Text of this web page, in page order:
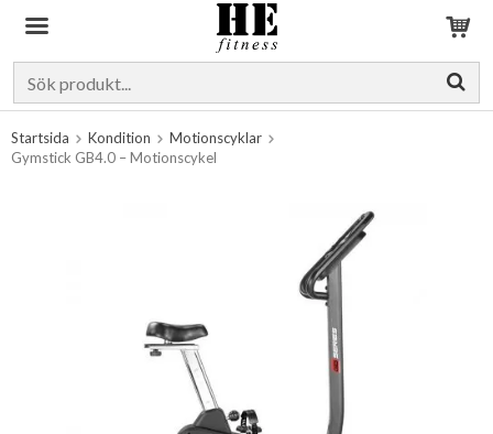
Startsida Kondition
Motionscyklar
Gymstick GB4.0 – Motionscykel